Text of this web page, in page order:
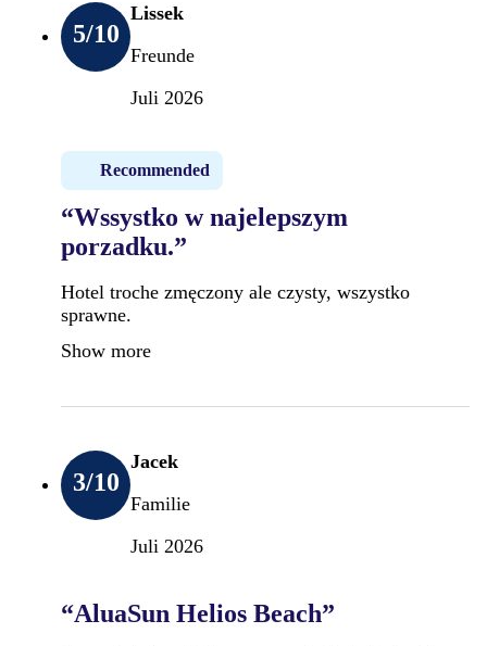
5/10
Lissek
Freunde
Juli 2026
Recommended
“Wssystko w najelepszym
porzadku.”
Hotel troche zmęczony ale czysty, wszystko
sprawne.
Show more
3/10
Jacek
Familie
Juli 2026
“AluaSun Helios Beach”